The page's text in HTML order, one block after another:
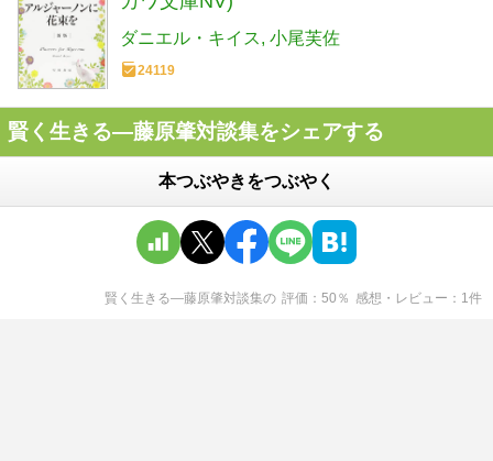
ダニエル・キイス 小尾芙佐
24119
賢く生きる―藤原肇対談集をシェアする
本つぶやきをつぶやく
賢く生きる―藤原肇対談集の 評価 50 ％ 感想・レビュー 1 件